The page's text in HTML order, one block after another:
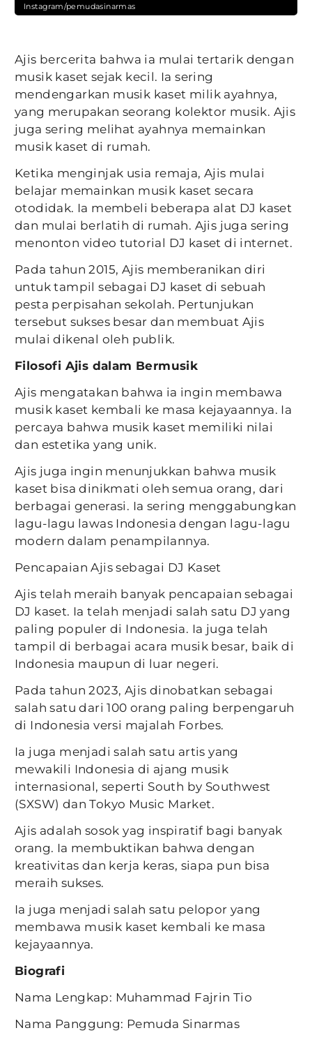
Instagram/pemudasinarmas
Ajis bercerita bahwa ia mulai tertarik dengan
musik kaset sejak kecil. Ia sering
mendengarkan musik kaset milik ayahnya,
yang merupakan seorang kolektor musik. Ajis
juga sering melihat ayahnya memainkan
musik kaset di rumah.
Ketika menginjak usia remaja, Ajis mulai
belajar memainkan musik kaset secara
otodidak. Ia membeli beberapa alat DJ kaset
dan mulai berlatih di rumah. Ajis juga sering
menonton video tutorial DJ kaset di internet.
Pada tahun 2015, Ajis memberanikan diri
untuk tampil sebagai DJ kaset di sebuah
pesta perpisahan sekolah. Pertunjukan
tersebut sukses besar dan membuat Ajis
mulai dikenal oleh publik.
Filosofi Ajis dalam Bermusik
Ajis mengatakan bahwa ia ingin membawa
musik kaset kembali ke masa kejayaannya. Ia
percaya bahwa musik kaset memiliki nilai
dan estetika yang unik.
Ajis juga ingin menunjukkan bahwa musik
kaset bisa dinikmati oleh semua orang, dari
berbagai generasi. Ia sering menggabungkan
lagu-lagu lawas Indonesia dengan lagu-lagu
modern dalam penampilannya.
Pencapaian Ajis sebagai DJ Kaset
Ajis telah meraih banyak pencapaian sebagai
DJ kaset. Ia telah menjadi salah satu DJ yang
paling populer di Indonesia. Ia juga telah
tampil di berbagai acara musik besar, baik di
Indonesia maupun di luar negeri.
Pada tahun 2023, Ajis dinobatkan sebagai
salah satu dari 100 orang paling berpengaruh
di Indonesia versi majalah Forbes.
Ia juga menjadi salah satu artis yang
mewakili Indonesia di ajang musik
internasional, seperti South by Southwest
(SXSW) dan Tokyo Music Market.
Ajis adalah sosok yag inspiratif bagi banyak
orang. Ia membuktikan bahwa dengan
kreativitas dan kerja keras, siapa pun bisa
meraih sukses.
Ia juga menjadi salah satu pelopor yang
membawa musik kaset kembali ke masa
kejayaannya.
Biografi
Nama Lengkap: Muhammad Fajrin Tio
Nama Panggung: Pemuda Sinarmas